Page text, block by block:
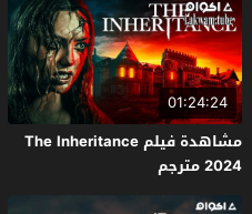
01:24:24
مشاهدة فيلم The Inheritance
2024 مترجم